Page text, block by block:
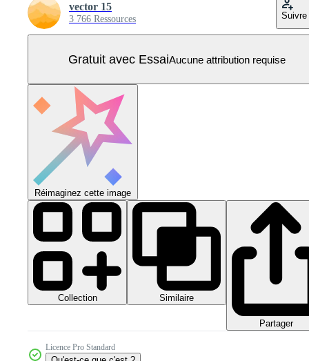
vector 15
3 766 Ressources Suivre
Gratuit avec EssaiAucune attribution requise
Réimaginez cette image
Collection Similaire
Partager
Licence Pro Standard